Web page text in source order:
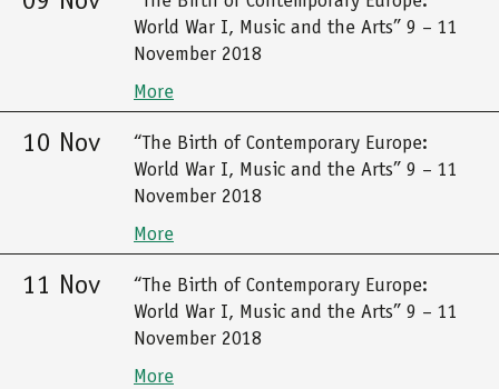
World War I, Music and the Arts” 9 – 11
November 2018
More
10 Nov
“The Birth of Contemporary Europe:
World War I, Music and the Arts” 9 – 11
November 2018
More
11 Nov
“The Birth of Contemporary Europe:
World War I, Music and the Arts” 9 – 11
November 2018
More